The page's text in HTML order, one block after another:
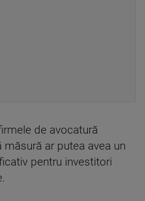
de avocatură
ar putea avea un
pentru investitori